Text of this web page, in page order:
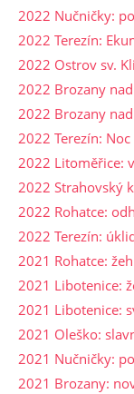
2022 Nučničky:
2022 Terezín:
2022 Ostrov sv.
2022 Brozany
2022 Brozany
2022 Terezín:
2022 Litoměřice:
2022 Strahovský
2022 Rohatce:
2022 Terezín:
2021 Rohatce:
2021 Libotenice:
2021 Libotenice:
2021 Oleško:
2021 Nučničky:
2021 Brozany: